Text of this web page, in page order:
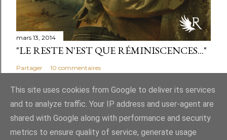
mars 13, 2014
"LE RESTE N'EST QUE RÉMINISCENCES..."
Partager 10 commentaires
Fourni par Blogger
This site uses cookies from Google to deliver its services
and to analyze traffic. Your IP address and user-agent are
shared with Google along with performance and security
metrics to ensure quality of service, generate usage